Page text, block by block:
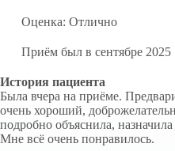
Оценка: Отлично
Приём был в сентябре 2025
История пациента
Была вчера на приёме.
очень хороший,
подробно объяснила,
Мне всё очень понравилось.